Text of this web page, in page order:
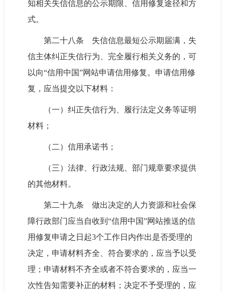
知相关失信信息的公示期限、信用修复途径和方
式。
第二十八条 失信信息最短公示期届满，失
信主体纠正失信行为、完全履行相关义务的，可
以向“信用中国”网站申请信用修复。申请信用修
复，应当提交以下材料：
（一）纠正失信行为、履行法定义务等证明
材料；
（二）信用承诺书；
（三）法律、行政法规、部门规章要求提供
的其他材料。
第二十九条 做出决定的人力资源和社会保
障行政部门应当自收到“信用中国”网站推送的信
用修复申请之日起3个工作日内作出是否受理的
决定，申请材料齐全、符合要求的，应当予以受
理；申请材料不齐全或者不符合要求的，应当一
次性告知需要补正的材料；决定不予受理的，应